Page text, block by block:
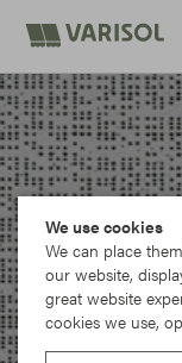
We use cookies
We can place
our website,
great website
cookies we use,